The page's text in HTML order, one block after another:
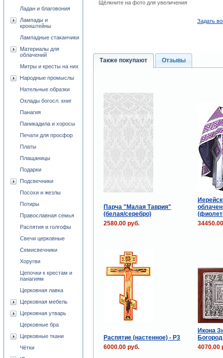
Щёлкните на фото для увеличения
Задать
Также покупают Отзывы
Парча "Малая Таврия"
(белая/серебро)
2580.00 руб.
Распятие (настенное) - Р3
Икона
6000.00 руб.
4070.00
Ладан и благовония
Лампады и
кронштейны
Лампадные стаканчики
Материалы для
облачений
Митры и кресты на них
Народные промыслы
Нательные образки
Оклады богосл. книг
Панагия
Паникадила и хоросы
Печати для просфор
Платы
Плащаницы
Подарки
Подсвечники
Посохи и жезлы
Потиры
Православная семья
Распятия и голгофы
Свечи церковные
Семисвечники
Хоругви
Цепочки к крестам и
панагиям
Церковная лавка
Церковная мебель
Церковная утварь
Церковные бра
Церковные ткани
Чётки